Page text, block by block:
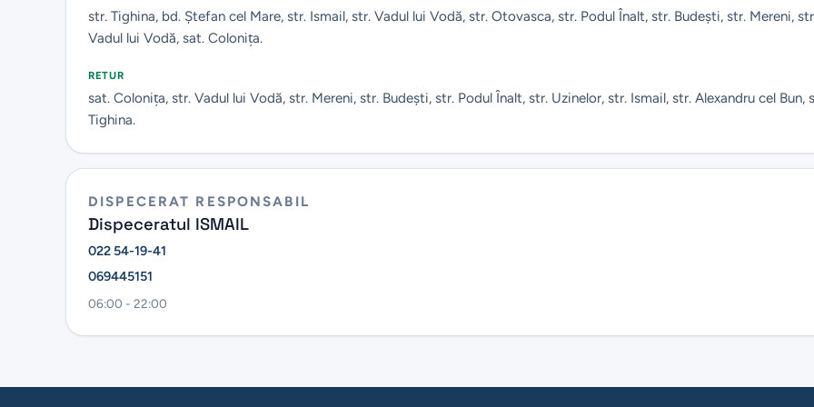
str. Tighina, bd. Ștefan cel Mare, str. Ismail, str. Vadul lui Vodă, str. Otovasca, str. Podul Înalt, str. Budeşti, str. Mereni,
Vadul lui Vodă, sat. Coloniţa.
RETUR
sat. Coloniţa, str. Vadul lui Vodă, str. Mereni, str. Budeşti, str. Podul Înalt, str. Uzinelor, str. Ismail, str. Alexandru cel Bun,
Tighina.
DISPECERAT RESPONSABIL
Dispeceratul ISMAIL
022 54-19-41
069445151
06:00 - 22:00